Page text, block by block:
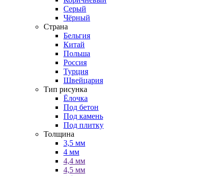
Серый
Чёрный
Страна
Бельгия
Китай
Польша
Россия
Турция
Швейцария
Тип рисунка
Ёлочка
Под бетон
Под камень
Под плитку
Толщина
3,5 мм
4 мм
4,4 мм
4,5 мм